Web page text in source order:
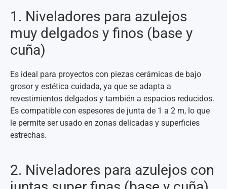
1. Niveladores para azulejos
muy delgados y finos (base y
cuña)
Es ideal para proyectos con piezas cerámicas de bajo
grosor y estética cuidada, ya que se adapta a
revestimientos delgados y también a espacios reducidos.
Es compatible con espesores de junta de 1 a 2 m, lo que
le permite ser usado en zonas delicadas y superficies
estrechas.
2. Niveladores para azulejos con